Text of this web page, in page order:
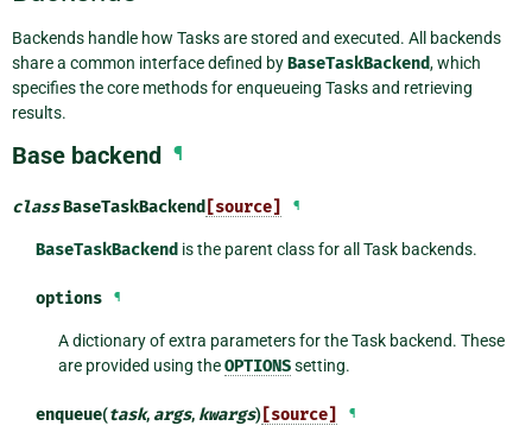
Backends handle how Tasks are stored and executed. All backends
share a common interface defined byBaseTaskBackend, which
specifies the core methods for enqueueing Tasks and retrieving
results.
Base backend ¶
classBaseTaskBackend [source] ¶
BaseTaskBackend is the parent class for all Task backends.
options ¶
A dictionary of extra parameters for the Task backend. These
are provided using theOPTIONSsetting.
enqueue(task, args, kwargs)[source] ¶